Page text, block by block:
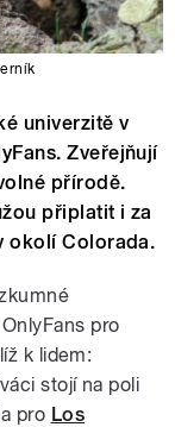
univerzitě v
Zveřejňují
přírodě.
připlatit i za
okolí Colorada.
pro
k lidem:
stojí na poli
pro Los